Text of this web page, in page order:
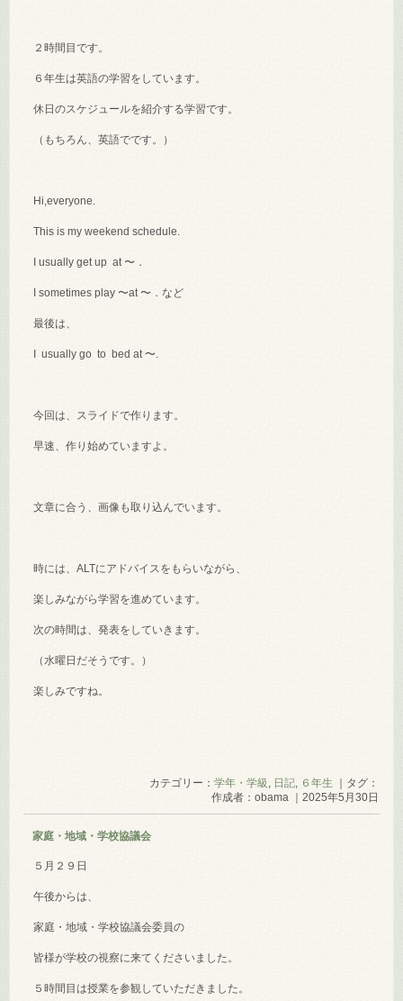
２時間目です。
６年生は英語の学習をしています。
休日のスケジュールを紹介する学習です。
（もちろん、英語でです。）
Hi,everyone.
This is my weekend schedule.
I usually get up at 〜．
I sometimes play 〜at 〜．など
最後は、
I usually go to bed at 〜.
今回は、スライドで作ります。
早速、作り始めていますよ。
文章に合う、画像も取り込んでいます。
時には、ALTにアドバイスをもらいながら、
楽しみながら学習を進めています。
次の時間は、発表をしていきます。
（水曜日だそうです。）
楽しみですね。
カテゴリー： 学年・学級 , 日記, ６年生 ｜タグ：
作成者：obama ｜2025年5月30日
家庭・地域・学校協議会
５月２９日
午後からは、
家庭・地域・学校協議会委員の
皆様が学校の視察に来てくださいました。
５時間目は授業を参観していただきました。